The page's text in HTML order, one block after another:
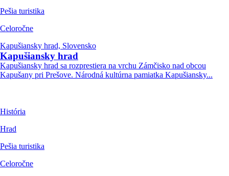
Pešia turistika
Celoročne
Kapušiansky hrad, Slovensko
Kapušiansky hrad
Kapušiansky hrad sa rozprestiera na vrchu Zámčisko nad obcou
Kapušany pri Prešove. Národná kultúrna pamiatka Kapušiansky...
História
Hrad
Pešia turistika
Celoročne